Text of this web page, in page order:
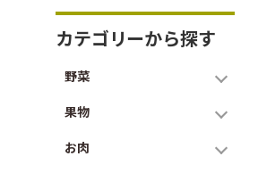
カテゴリーから探す
野菜
果物
お肉